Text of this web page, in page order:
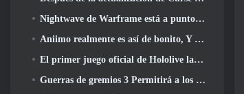
Nightwave de Warframe está a punto de regresar de una manera impactante
Aniimo realmente es así de bonito, Y bastante relajado
El primer juego oficial de Hololive lanzado esta semana
Guerras de gremios 3 Permitirá a los jugadores experimentar el mundo de Tyria antes de que los dragones ancianos despertaran